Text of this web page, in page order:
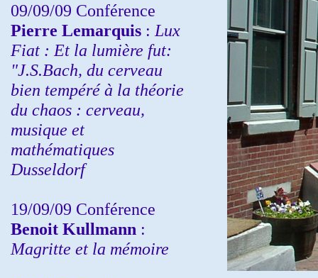
09/09/09 Conférence
Pierre Lemarquis : Lux
Fiat : Et la lumière fut:
"J.S.Bach, du cerveau
bien tempéré à la théorie
du chaos : cerveau,
musique et
mathématiques
Dusseldorf
19/09/09 Conférence
Benoit Kullmann :
Magritte et la mémoire